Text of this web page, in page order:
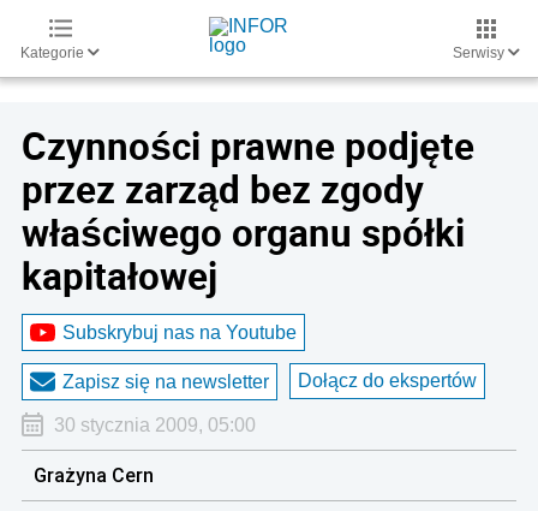
Kategorie Serwisy
Czynności prawne podjęte
przez zarząd bez zgody
właściwego organu spółki
kapitałowej
Subskrybuj nas na Youtube
Zapisz się na newsletter Dołącz do ekspertów
30 stycznia 2009, 05:00
Grażyna Cern